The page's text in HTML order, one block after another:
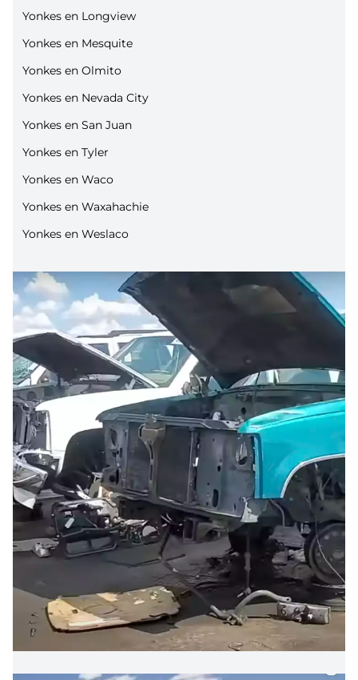
Yonkes en Longview
Yonkes en Mesquite
Yonkes en Olmito
Yonkes en Nevada City
Yonkes en San Juan
Yonkes en Tyler
Yonkes en Waco
Yonkes en Waxahachie
Yonkes en Weslaco